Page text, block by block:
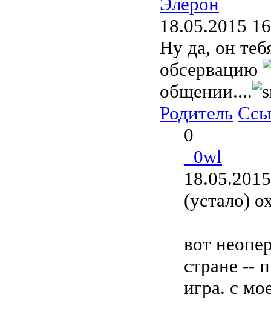
18.05.2015
Ну да, он
обсервацию
общении....
Родитель
0
_0wl
(устало)
вот
стране --
игра. с